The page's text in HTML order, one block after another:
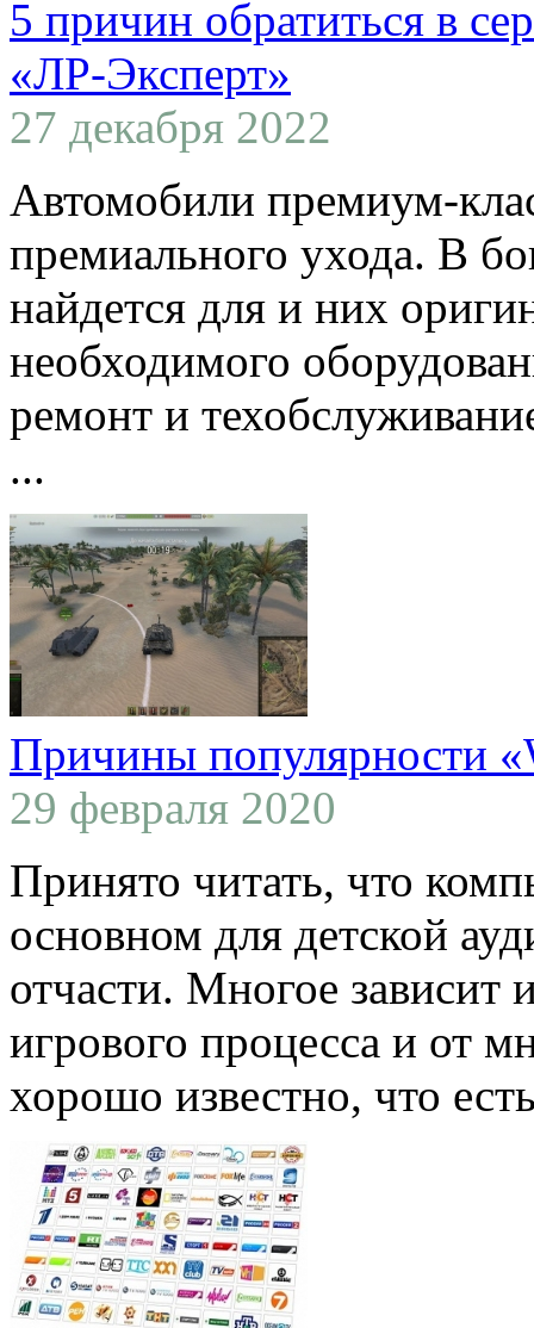
5 причин обратиться в
«ЛР-Эксперт»
27 декабря 2022
Автомобили премиум-
премиального ухода. В
найдется для и них
необходимого
ремонт и
...
Причины популярности
29 февраля 2020
Принято читать, что
основном для детской
отчасти. Многое зависит
игрового процесса и от
хорошо известно, что